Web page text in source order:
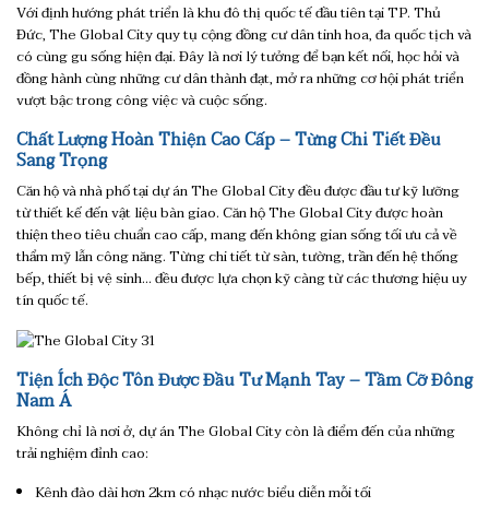
Với định hướng phát triển là khu đô thị quốc tế đầu tiên tại TP. Thủ
Đức, The Global City quy tụ cộng đồng cư dân tinh hoa, đa quốc tịch và
có cùng gu sống hiện đại. Đây là nơi lý tưởng để bạn kết nối, học hỏi và
đồng hành cùng những cư dân thành đạt, mở ra những cơ hội phát triển
vượt bậc trong công việc và cuộc sống.
Chất Lượng Hoàn Thiện Cao Cấp – Từng Chi Tiết Đều
Sang Trọng
Căn hộ và nhà phố tại dự án The Global City đều được đầu tư kỹ lưỡng
từ thiết kế đến vật liệu bàn giao. Căn hộ The Global City được hoàn
thiện theo tiêu chuẩn cao cấp, mang đến không gian sống tối ưu cả về
thẩm mỹ lẫn công năng. Từng chi tiết từ sàn, tường, trần đến hệ thống
bếp, thiết bị vệ sinh… đều được lựa chọn kỹ càng từ các thương hiệu uy
tín quốc tế.
Tiện Ích Độc Tôn Được Đầu Tư Mạnh Tay – Tầm Cỡ Đông
Nam Á
Không chỉ là nơi ở, dự án The Global City còn là điểm đến của những
trải nghiệm đỉnh cao:
Kênh đào dài hơn 2km có nhạc nước biểu diễn mỗi tối